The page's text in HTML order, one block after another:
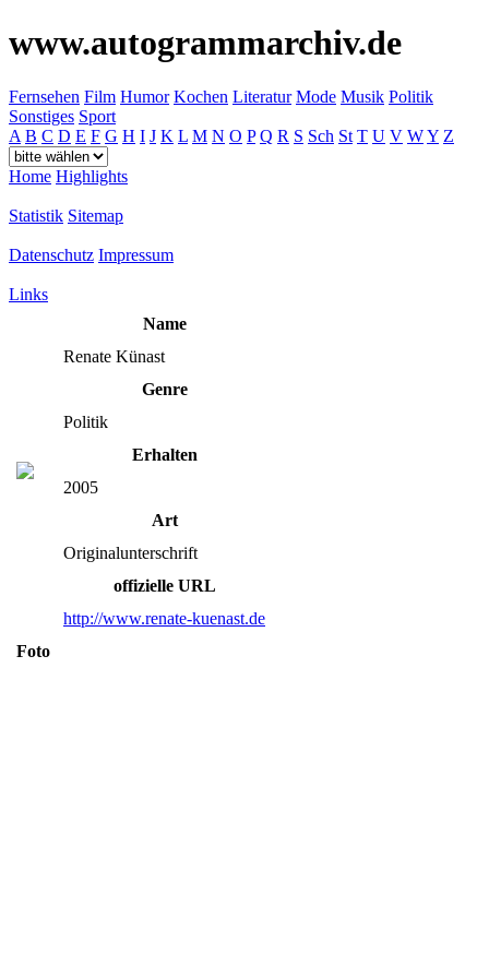
www.autogrammarchiv.de
Fernsehen Film Humor Kochen Literatur Mode Musik Politik
Sonstiges Sport
A B C D E F G H I J K L M N O P Q R S Sch St T U V WY Z
Home Highlights
Statistik Sitemap
Datenschutz Impressum
Links
Name
Renate Künast
Genre
Politik
Erhalten
2005
Art
Originalunterschrift
offizielle URL
http://www.renate-kuenast.de
Foto